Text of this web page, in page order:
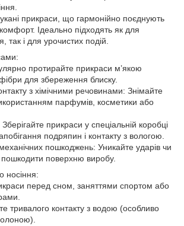
прикраси, що гармонійно поєднують
Ідеально підходять як для
так і для урочистих подій.
протирайте прикраси м’якою
для збереження блиску.
з хімічними речовинами: Знімайте
парфумів, косметики або
прикраси у спеціальній коробці
подряпин і контакту з вологою.
пошкоджень: Уникайте ударів чи
пошкодити поверхню виробу.
носіння:
перед сном, заняттями спортом або
контакту з водою (особливо